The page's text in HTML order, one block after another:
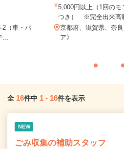
2（車・バ
5,000円以上（1回のモ
つき） ※完全出来高
京都府、滋賀県、奈
ア》
全 16件中 1 - 16件を表示
NEW
ごみ収集の補助スタッフ